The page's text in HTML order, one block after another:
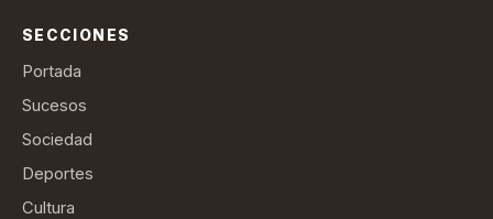
SECCIONES
Portada
Sucesos
Sociedad
Deportes
Cultura